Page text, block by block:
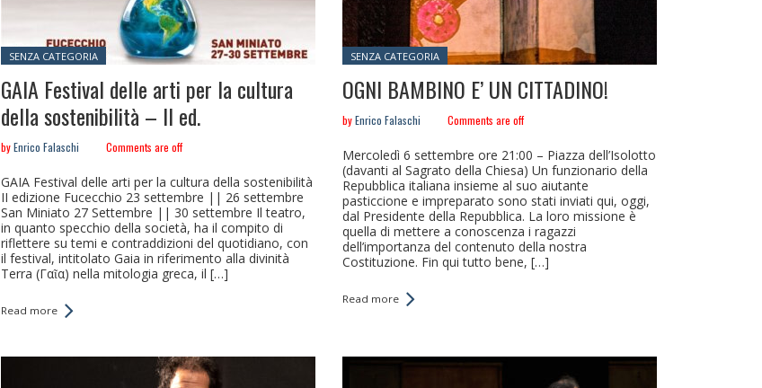
Posted in:
SENZA CATEGORIA
GAIA Festival delle arti per la cultura
della sostenibilità – II ed.
byEnrico Falaschi Comments are off
GAIA Festival delle arti per la cultura della sostenibilità
II edizione Fucecchio 23 settembre || 26 settembre
San Miniato 27 Settembre || 30 settembre Il teatro,
in quanto specchio della società, ha il compito di
riflettere su temi e contraddizioni del quotidiano, con
il festival, intitolato Gaia in riferimento alla divinità
Terra (Γαῖα) nella mitologia greca, il […]
Read more
Posted in:
SENZA CATEGORIA
OGNI BAMBINO E’ UN CITTADINO!
byEnrico Falaschi Comments are off
Mercoledì 6 settembre ore 21:00 – Piazza dell’Isolotto
(davanti al Sagrato della Chiesa) Un funzionario della
Repubblica italiana insieme al suo aiutante
pasticcione e impreparato sono stati inviati qui, oggi,
dal Presidente della Repubblica. La loro missione è
quella di mettere a conoscenza i ragazzi
dell’importanza del contenuto della nostra
Costituzione. Fin qui tutto bene, […]
Read more